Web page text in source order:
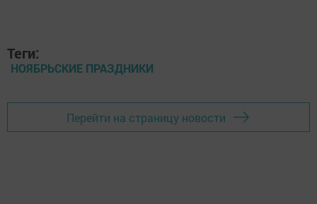
Теги:
НОЯБРЬСКИЕ ПРАЗДНИКИ
Перейти на страницу новости